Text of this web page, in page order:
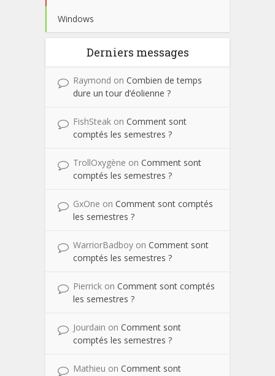
Windows
Derniers messages
Raymond on Combien de temps
dure un tour d’éolienne ?
FishSteak on Comment sont
comptés les semestres ?
TrollOxygène on Comment sont
comptés les semestres ?
GxOne on Comment sont comptés
les semestres ?
WarriorBadboy on Comment sont
comptés les semestres ?
Pierrick on Comment sont comptés
les semestres ?
Jourdain on Comment sont
comptés les semestres ?
Mathieu on Comment sont